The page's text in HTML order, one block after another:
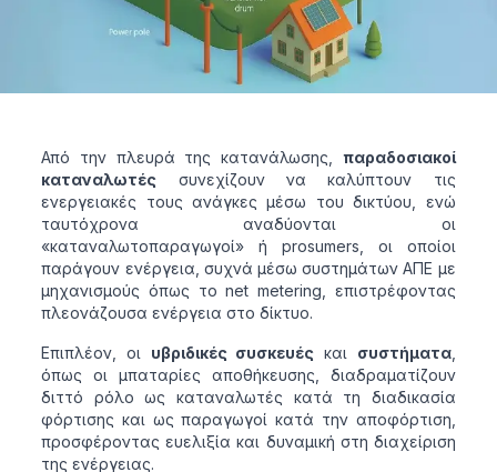
Από την πλευρά της κατανάλωσης, παραδοσιακοί
καταναλωτές συνεχίζουν να καλύπτουν τις
ενεργειακές τους ανάγκες μέσω του δικτύου, ενώ
ταυτόχρονα αναδύονται οι
«καταναλωτοπαραγωγοί» ή prosumers, οι οποίοι
παράγουν ενέργεια, συχνά μέσω συστημάτων ΑΠΕ με
μηχανισμούς όπως το net metering, επιστρέφοντας
πλεονάζουσα ενέργεια στο δίκτυο.
Επιπλέον, οι υβριδικές συσκευές και συστήματα,
όπως οι μπαταρίες αποθήκευσης, διαδραματίζουν
διττό ρόλο ως καταναλωτές κατά τη διαδικασία
φόρτισης και ως παραγωγοί κατά την αποφόρτιση,
προσφέροντας ευελιξία και δυναμική στη διαχείριση
της ενέργειας.